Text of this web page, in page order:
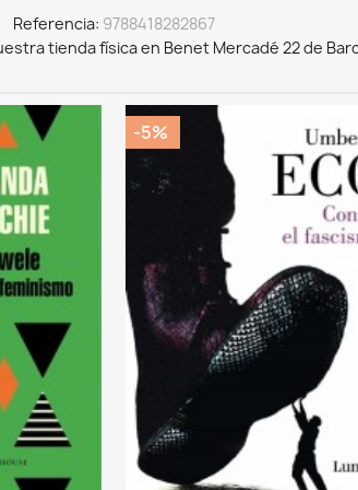
Referencia 9788418282867
tienda física en Benet Mercadé 22 de
-5%